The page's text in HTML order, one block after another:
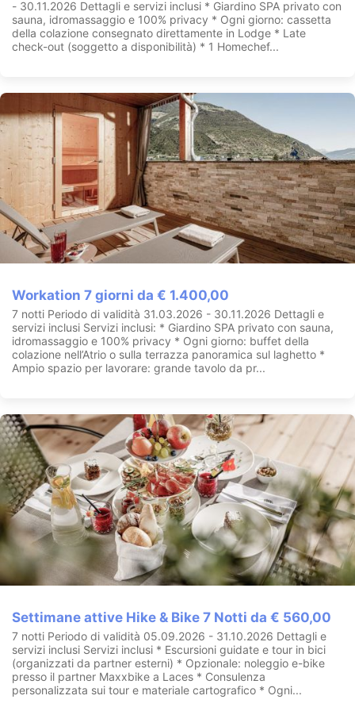
- 30.11.2026 Dettagli e servizi inclusi * Giardino SPA privato con
sauna, idromassaggio e 100% privacy * Ogni giorno: cassetta
della colazione consegnato direttamente in Lodge * Late
check-out (soggetto a disponibilità) * 1 Homechef...
Workation 7 giorni da € 1.400,00
7 notti Periodo di validità 31.03.2026 - 30.11.2026 Dettagli e
servizi inclusi Servizi inclusi: * Giardino SPA privato con sauna,
idromassaggio e 100% privacy * Ogni giorno: buffet della
colazione nell’Atrio o sulla terrazza panoramica sul laghetto *
Ampio spazio per lavorare: grande tavolo da pr...
Settimane attive Hike & Bike 7 Notti da € 560,00
7 notti Periodo di validità 05.09.2026 - 31.10.2026 Dettagli e
servizi inclusi Servizi inclusi * Escursioni guidate e tour in bici
(organizzati da partner esterni) * Opzionale: noleggio e-bike
presso il partner Maxxbike a Laces * Consulenza
personalizzata sui tour e materiale cartografico * Ogni...